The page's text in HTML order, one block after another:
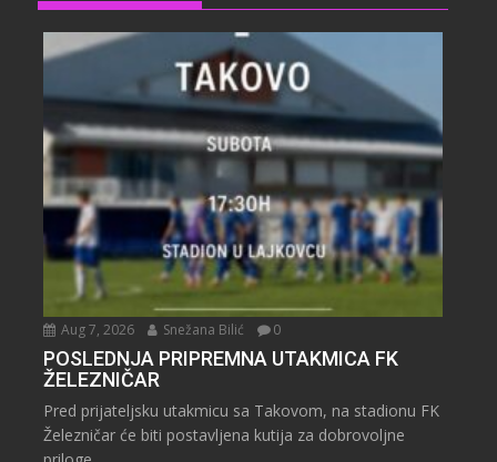
Aug 7, 2026 Snežana Bilić 0
POSLEDNJA PRIPREMNA UTAKMICA FK
ŽELEZNIČAR
Pred prijateljsku utakmicu sa Takovom, na stadionu FK
Železničar će biti postavljena kutija za dobrovoljne